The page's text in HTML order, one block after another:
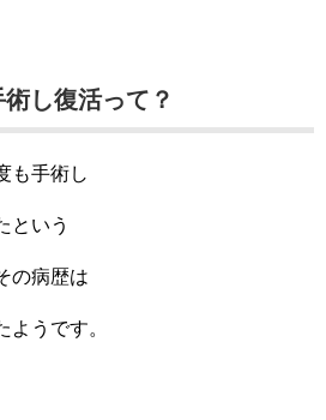
し復活って？
も手術し
という
の病歴は
ようです。